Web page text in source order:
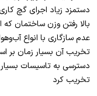
دستمزد زیاد اجرای گچ
بالا رفتن وزن ساختمان
عدم سازگاری با انواع
تخریب آن بسیار زمان بر
دسترسی به تاسیسات
تخریب کرد